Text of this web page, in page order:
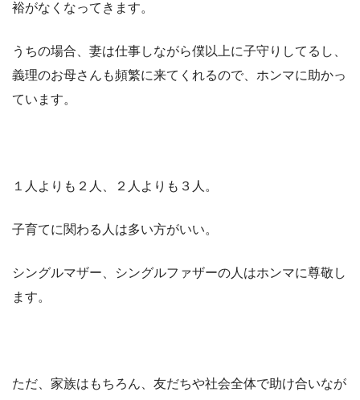
裕がなくなってきます。
うちの場合、妻は仕事しながら僕以上に子守りしてるし、
義理のお母さんも頻繁に来てくれるので、ホンマに助かっ
ています。
１人よりも２人、２人よりも３人。
子育てに関わる人は多い方がいい。
シングルマザー、シングルファザーの人はホンマに尊敬し
ます。
ただ、家族はもちろん、友だちや社会全体で助け合いなが